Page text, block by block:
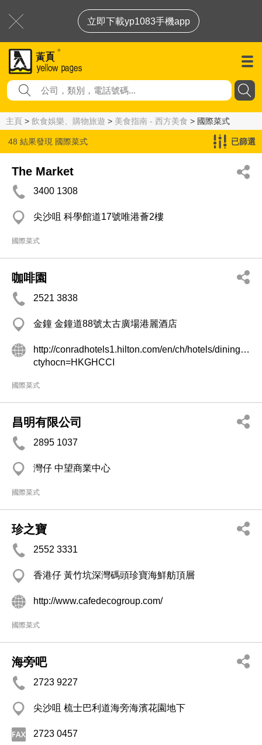
立即下載yp1083手機app
主頁 > 飲食娛樂、購物旅遊 > 美食指南 - 西方美食 > 國際菜式
48 結果發現 國際菜式 已篩選
The Market
3400 1308
尖沙咀 科學館道17號唯港薈2樓
國際菜式
咖啡園
2521 3838
金鐘 金鐘道88號太古廣場港麗酒店
http://conradhotels1.hilton.com/en/ch/hotels/dining.do?
ctyhocn=HKGHCCI
國際菜式
昌明有限公司
2895 1037
灣仔 中望商業中心
國際菜式
珍之寶
2552 3331
香港仔 黃竹坑深灣碼頭珍寶海鮮舫頂層
http://www.cafedecogroup.com/
國際菜式
海旁吧
2723 9227
尖沙咀 梳士巴利道海旁海濱花園地下
2723 0457